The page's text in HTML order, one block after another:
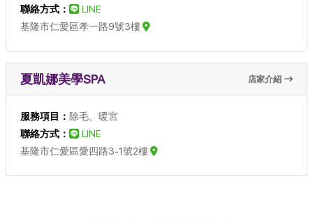
聯絡方式：
LINE
基隆市仁愛區孝一路9號3樓
夏凱娜美學SPA 店家介紹
服務項目： 除毛、暖宮
聯絡方式：
LINE
基隆市仁愛區愛四路3-1號2樓